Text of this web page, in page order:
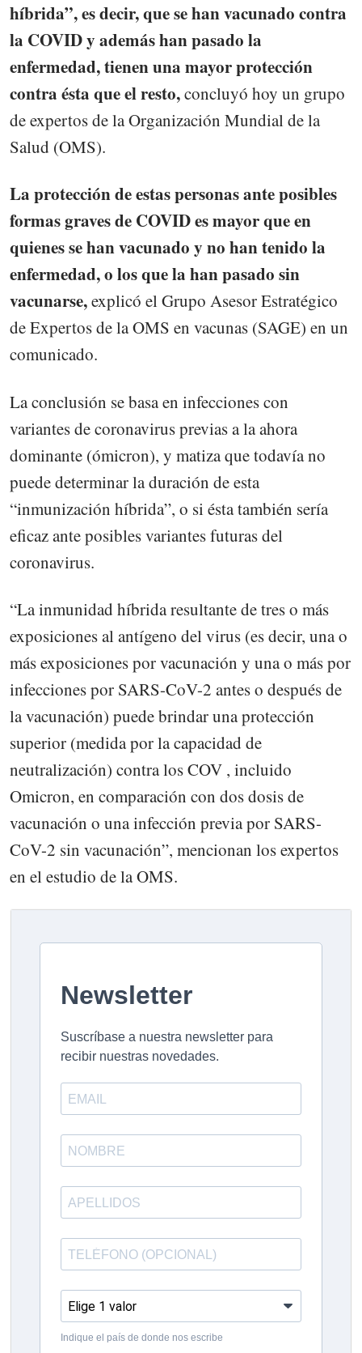
híbrida”, es decir, que se han vacunado contra
la COVID y además han pasado la
enfermedad, tienen una mayor protección
contra ésta que el resto,concluyó hoy un grupo
de expertos de la Organización Mundial de la
Salud (OMS).
La protección de estas personas ante posibles
formas graves de COVID es mayor que en
quienes se han vacunado y no han tenido la
enfermedad, o los que la han pasado sin
vacunarse,explicó el Grupo Asesor Estratégico
de Expertos de la OMS en vacunas (SAGE) en un
comunicado.
La conclusión se basa en infecciones con
variantes de coronavirus previas a la ahora
dominante (ómicron), y matiza que todavía no
puede determinar la duración de esta
“inmunización híbrida”, o si ésta también sería
eficaz ante posibles variantes futuras del
coronavirus.
“La inmunidad híbrida resultante de tres o más
exposiciones al antígeno del virus (es decir, una o
más exposiciones por vacunación y una o más por
infecciones por SARS-CoV-2 antes o después de
la vacunación) puede brindar una protección
superior (medida por la capacidad de
neutralización) contra los COV , incluido
Omicron, en comparación con dos dosis de
vacunación o una infección previa por SARS-
CoV-2 sin vacunación”, mencionan los expertos
en el estudio de la OMS.